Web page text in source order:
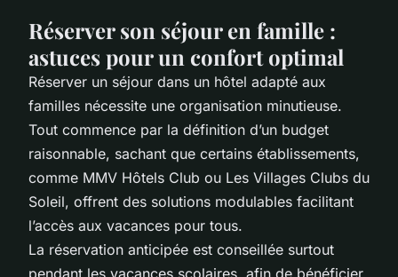
Réserver son séjour en famille :
astuces pour un confort optimal
Réserver un séjour dans un hôtel adapté aux
familles nécessite une organisation minutieuse.
Tout commence par la définition d’un budget
raisonnable, sachant que certains établissements,
comme MMV Hôtels Club ou Les Villages Clubs du
Soleil, offrent des solutions modulables facilitant
l’accès aux vacances pour tous.
La réservation anticipée est conseillée surtout
pendant les vacances scolaires, afin de bénéficier